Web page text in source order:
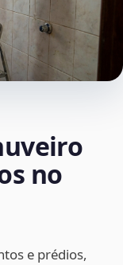
no
e prédios,